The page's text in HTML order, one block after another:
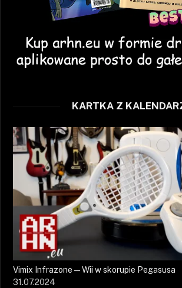
KARTKA Z
Vimix Infrazone — Wii w skorupie Pegasusa
31.07.2024